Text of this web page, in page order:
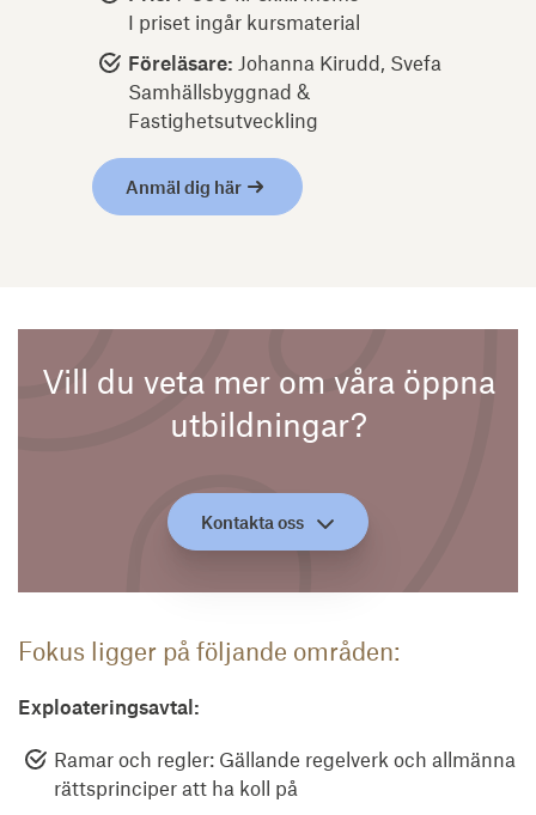
I priset ingår kursmaterial
Föreläsare: Johanna Kirudd, Svefa
Samhällsbyggnad &
Fastighetsutveckling
Anmäl dig här
Vill du veta mer om våra öppna
utbildningar?
Kontakta oss
Fokus ligger på följande områden:
Exploateringsavtal:
Ramar och regler: Gällande regelverk och allmänna
rättsprinciper att ha koll på